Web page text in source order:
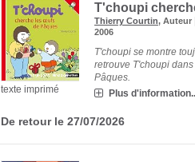
texte imprimé
T'choupi
Thierry Courtin, Auteur
2006
T'choupi se montre
retrouve T'choupi
Pâques.
Plus
De retour le 27/07/2026